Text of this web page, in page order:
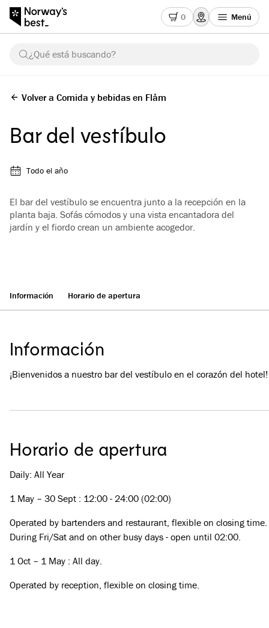
0 Menú
¿Qué está buscando?
Volver a Comida y bebidas en Flåm
Bar del vestíbulo
Todo el año
El bar del vestíbulo se encuentra junto a la recepción en la
planta baja. Sofás cómodos y una vista encantadora del
jardín y el fiordo crean un ambiente acogedor.
Información Horario de apertura
Información
¡Bienvenidos a nuestro bar del vestíbulo en el corazón del hotel!
Horario de apertura
Daily: All Year
1 May – 30 Sept : 12:00 - 24:00 (02:00)
Operated by bartenders and restaurant, flexible on closing time.
During Fri/Sat and on other busy days - open until 02:00.
1 Oct – 1 May : All day.
Operated by reception, flexible on closing time.